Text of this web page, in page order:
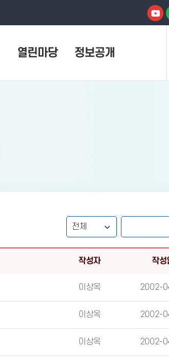
열린마당 정보공개
작성자 작성
이상옥 2002-
이상옥 2002-
이상옥 2002-